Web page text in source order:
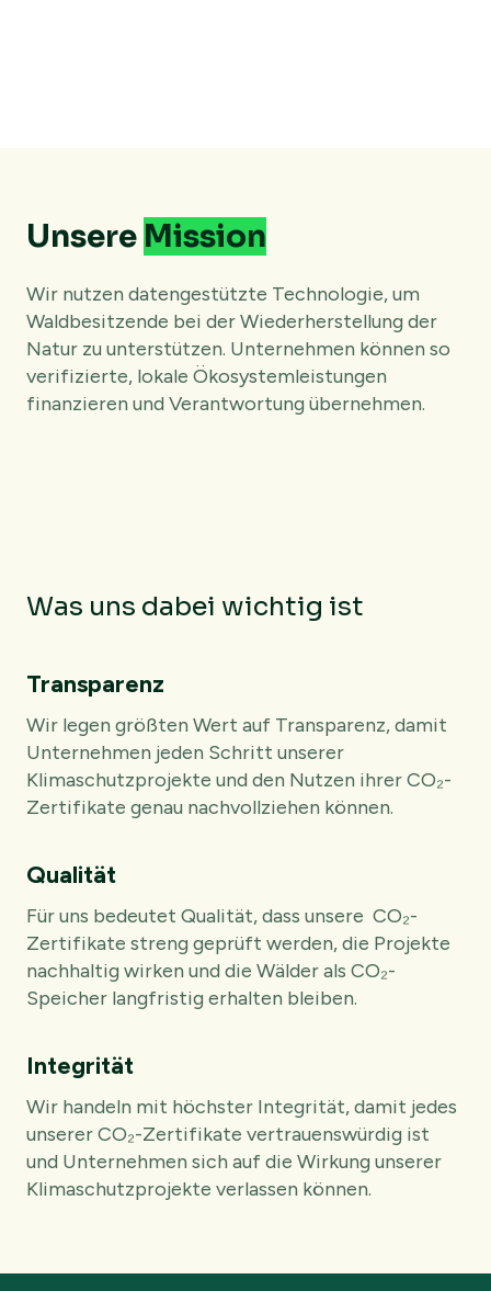
Unsere Mission
Wir nutzen datengestützte Technologie, um
Waldbesitzende bei der Wiederherstellung der
Natur zu unterstützen. Unternehmen können so
verifizierte, lokale Ökosystemleistungen
finanzieren und Verantwortung übernehmen.
Was uns dabei wichtig ist
Transparenz
Wir legen größten Wert auf Transparenz, damit
Unternehmen jeden Schritt unserer
Klimaschutzprojekte und den Nutzen ihrer CO₂-
Zertifikate genau nachvollziehen können.
Qualität
Für uns bedeutet Qualität, dass unsere CO₂-
Zertifikate streng geprüft werden, die Projekte
nachhaltig wirken und die Wälder als CO₂-
Speicher langfristig erhalten bleiben.
Integrität
Wir handeln mit höchster Integrität, damit jedes
unserer CO₂-Zertifikate vertrauenswürdig ist
und Unternehmen sich auf die Wirkung unserer
Klimaschutzprojekte verlassen können.